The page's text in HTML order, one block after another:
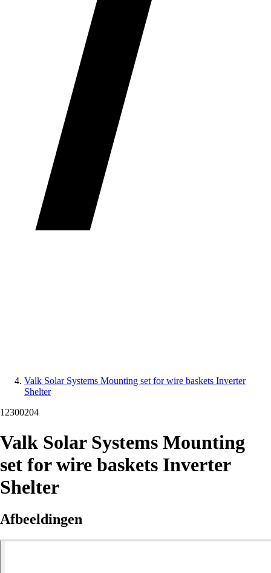
Valk Solar Systems Mounting set for wire baskets Inverter
Shelter
12300204
Valk Solar Systems Mounting
set for wire baskets Inverter
Shelter
Afbeeldingen